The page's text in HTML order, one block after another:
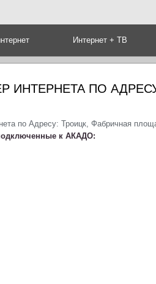
Интернет + ТВ
ИНТЕРНЕТА ПО
по Адресу: Троицк, Фабричная
к АКАДО: